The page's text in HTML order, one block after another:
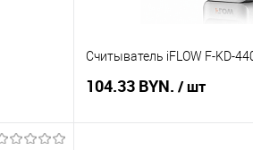
Считыватель iFLOW F-KD-
104.33 BYN. / шт